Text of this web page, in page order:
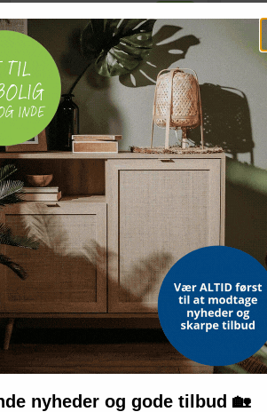
799,- Vis
På lager På
TILBUD
Drikkevaredispensere 2 stk.
8050 ml glas
sort/
nyheder og gode tilbud 🏡